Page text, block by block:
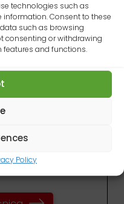
technologies such as
Consent to these
such as browsing
consenting or withdrawing
and functions.
Policy